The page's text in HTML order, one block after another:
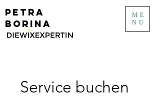
PETRA
BORINA
ME
NU
Service buchen